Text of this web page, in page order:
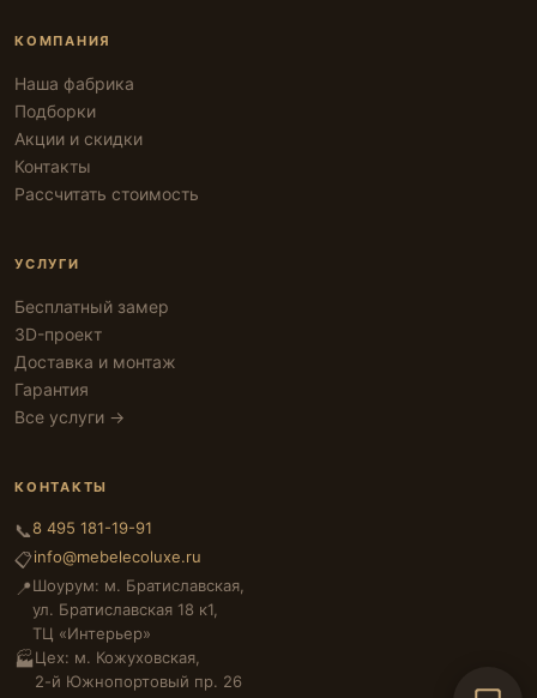
КОМПАНИЯ
Наша фабрика
Подборки
Акции и скидки
Контакты
Рассчитать стоимость
УСЛУГИ
Бесплатный замер
3D-проект
Доставка и монтаж
Гарантия
Все услуги →
КОНТАКТЫ
📞8 495 181-19-91
📋info@mebelecoluxe.ru
📍Шоурум: м. Братиславская,
ул. Братиславская 18 к1,
ТЦ «Интерьер»
🏭Цех: м. Кожуховская,
2-й Южнопортовый пр. 26